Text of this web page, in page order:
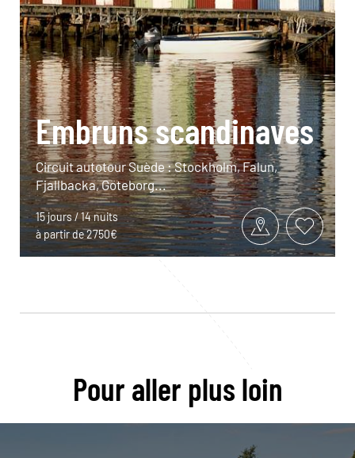
Embruns scandinaves
Circuit autotour Suède : Stockholm, Falun,
Fjallbacka, Göteborg...
15 jours / 14 nuits
à partir de 2750€
Pour aller plus loin